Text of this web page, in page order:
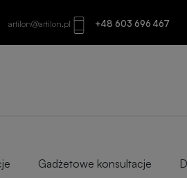
8,73 zł netto
artilon@artilon.pl +48 603 696 467
Gadżetowe konsultacje